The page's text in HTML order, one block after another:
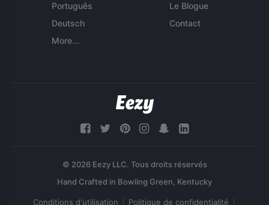
Português
Deutsch
More...
Le Blogue
Contact
© 2026 Eezy LLC. Tous droits réservés
Conditions d'utilisation Politique de confidentialité